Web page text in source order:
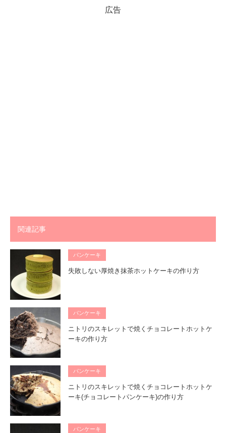
広告
関連記事
パンケーキ
失敗しない厚焼き抹茶ホットケーキの作り方
パンケーキ
ニトリのスキレットで焼くチョコレートホットケ
ーキの作り方
パンケーキ
ニトリのスキレットで焼くチョコレートホットケ
ーキ(チョコレートパンケーキ)の作り方
パンケーキ